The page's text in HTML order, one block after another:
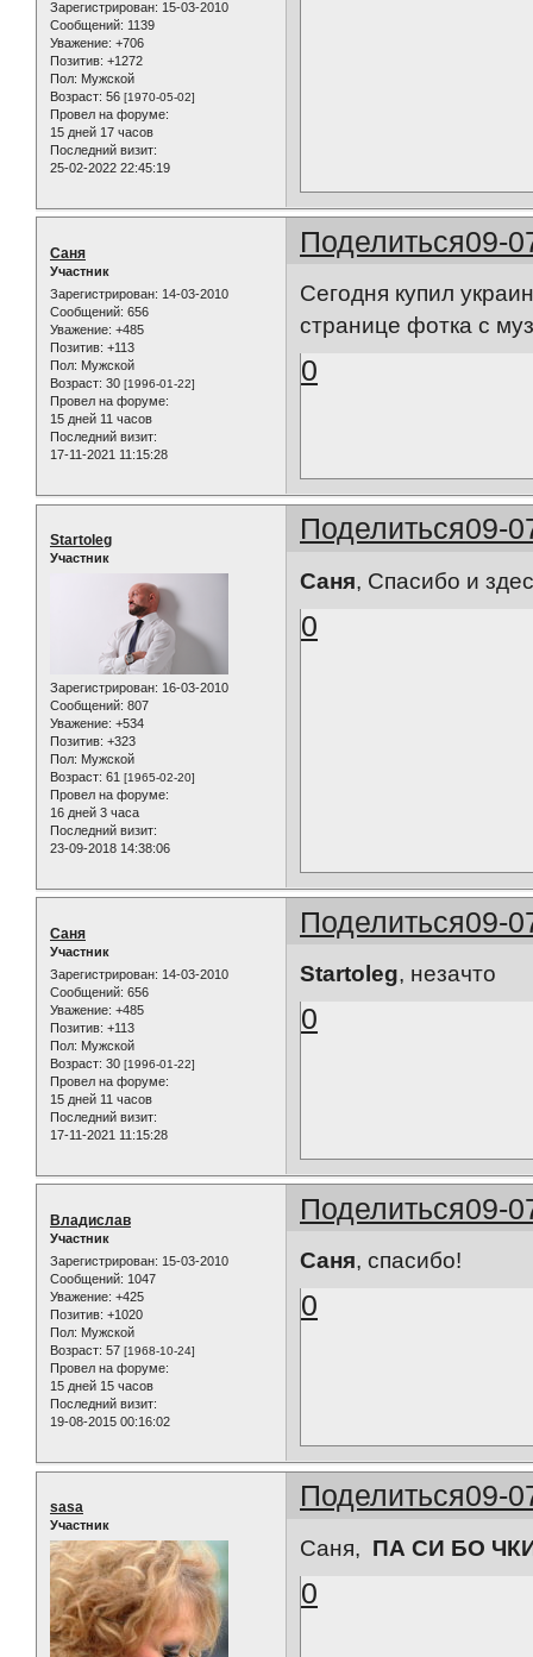
Зарегистрирован: 15-03-2010
Сообщений: 1139
Уважение: +706
Позитив: +1272
Пол: Мужской
Возраст: 56 [1970-05-02]
Провел на форуме:
15 дней 17 часов
Последний визит:
25-02-2022 22:45:19
Поделиться09-
Саня
Участник
Зарегистрирован: 14-03-2010
Сообщений: 656
Уважение: +485
Позитив: +113
Пол: Мужской
Возраст: 30 [1996-01-22]
Провел на форуме:
15 дней 11 часов
Последний визит:
17-11-2021 11:15:28
Сегодня купил
странице фотка с
0
Поделиться09-
Startoleg
Участник
Зарегистрирован: 16-03-2010
Сообщений: 807
Уважение: +534
Позитив: +323
Пол: Мужской
Возраст: 61 [1965-02-20]
Провел на форуме:
16 дней 3 часа
Последний визит:
23-09-2018 14:38:06
Саня, Спасибо и
0
Поделиться09-
Саня
Участник
Зарегистрирован: 14-03-2010
Сообщений: 656
Уважение: +485
Позитив: +113
Пол: Мужской
Возраст: 30 [1996-01-22]
Провел на форуме:
15 дней 11 часов
Последний визит:
17-11-2021 11:15:28
Startoleg, незачто
0
Поделиться09-
Владислав
Участник
Зарегистрирован: 15-03-2010
Сообщений: 1047
Уважение: +425
Позитив: +1020
Пол: Мужской
Возраст: 57 [1968-10-24]
Провел на форуме:
15 дней 15 часов
Последний визит:
19-08-2015 00:16:02
Саня, спасибо!
0
Поделиться09-
sasa
Участник
Саня, ПА СИ БО
0